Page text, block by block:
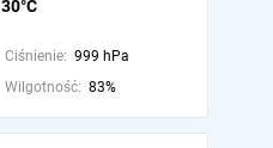
30°C
Ciśnienie: 999 hPa
Wilgotność: 83%